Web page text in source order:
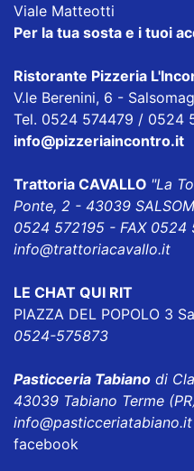
Viale Matteotti
Per la tua sosta e i tuoi
Ristorante Pizzeria
V.le Berenini, 6 -
Tel. 0524 574479 / 0524
info@pizzeriaincontro.it
Trattoria CAVALLO "La
Ponte, 2 - 43039
0524 572195 - FAX 0524
info@trattoriacavallo.it
LE CHAT QUI RIT
PIAZZA DEL POPOLO 3
0524-575873
Pasticceria Tabiano di
43039 Tabiano Terme
info@pasticceriatabiano.it
facebook